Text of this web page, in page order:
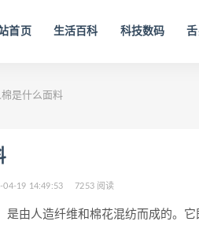
首页 生活百科 科技数码
棉是什么面料
04-19 14:49:53 7253 阅读
是由人造纤维和棉花混纺而成的。